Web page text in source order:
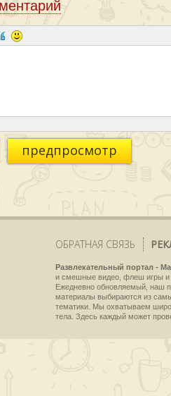
предпросмотр
ОБРАТНАЯ СВЯЗЬ
Развлекательный портал -
и смешные видео, флеш игры и
Ежедневно обновляемый, наш
материалы выбираются из
тематики. Мы охватываем
тела. Здесь каждый может